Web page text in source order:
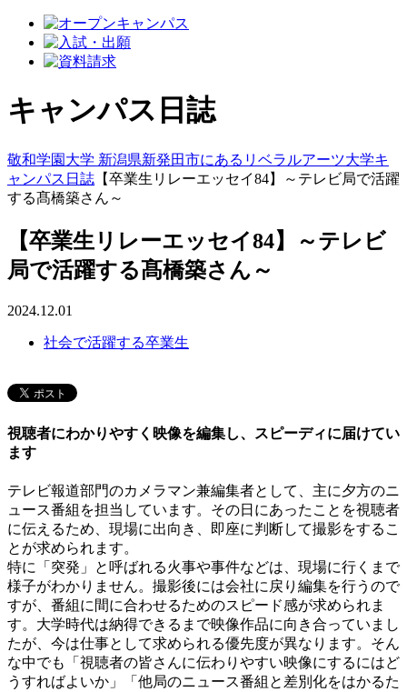
キャンパス日誌
敬和学園大学 新潟県新発田市にあるリベラルアーツ大学キ
ャンパス日誌 【卒業生リレーエッセイ84】～テレビ局で活躍
する髙橋築さん～
【卒業生リレーエッセイ84】～テレビ
局で活躍する髙橋築さん～
2024.12.01
社会で活躍する卒業生
視聴者にわかりやすく映像を編集し、スピーディに届けてい
ます
テレビ報道部門のカメラマン兼編集者として、主に夕方のニ
ュース番組を担当しています。その日にあったことを視聴者
に伝えるため、現場に出向き、即座に判断して撮影をするこ
とが求められます。
特に「突発」と呼ばれる火事や事件などは、現場に行くまで
様子がわかりません。撮影後には会社に戻り編集を行うので
すが、番組に間に合わせるためのスピード感が求められま
す。大学時代は納得できるまで映像作品に向き合っていまし
たが、今は仕事として求められる優先度が異なります。そん
な中でも「視聴者の皆さんに伝わりやすい映像にするにはど
うすればよいか」「他局のニュース番組と差別化をはかるた